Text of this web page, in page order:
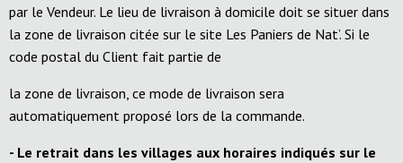
par le Vendeur. Le lieu de livraison à domicile doit se situer dans
la zone de livraison citée sur le site Les Paniers de Nat’. Si le
code postal du Client fait partie de
la zone de livraison, ce mode de livraison sera
automatiquement proposé lors de la commande.
- Le retrait dans les villages aux horaires indiqués sur le